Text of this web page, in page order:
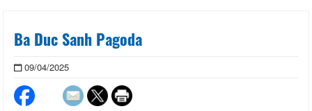
Ba Duc Sanh Pagoda
09/04/2025